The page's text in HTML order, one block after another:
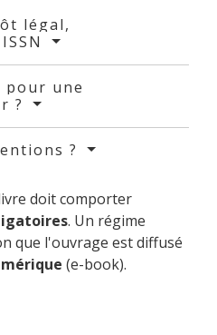
légal,
pour une
?
?
doit comporter
. Un régime
que l'ouvrage est diffusé
(e-book).